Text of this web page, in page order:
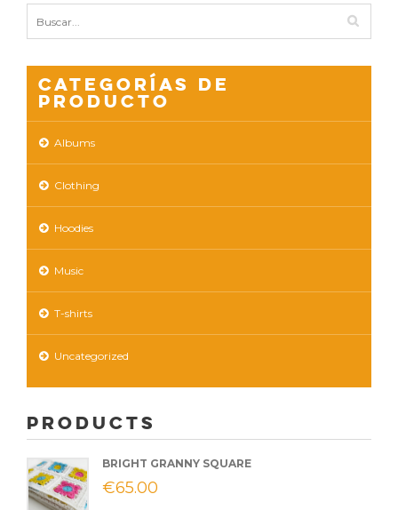
Categorías de
producto
Albums
Clothing
Hoodies
Music
T-shirts
Uncategorized
Products
BRIGHT GRANNY SQUARE
€65.00